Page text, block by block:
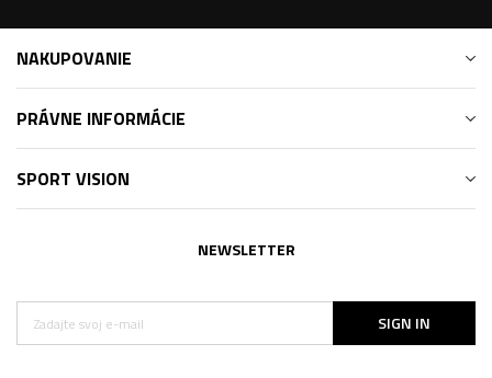
NAKUPOVANIE
PRÁVNE INFORMÁCIE
SPORT VISION
NEWSLETTER
SIGN IN